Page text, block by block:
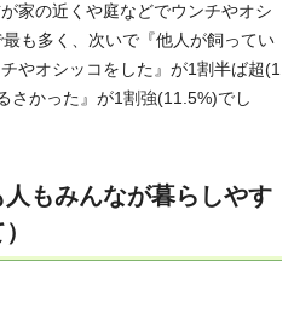
家の近くや庭などでウンチやオシ
も多く、次いで『他人が飼ってい
やオシッコをした』が1割半ば超(1
さかった』が1割強(11.5%)でし
もみんなが暮らしやす